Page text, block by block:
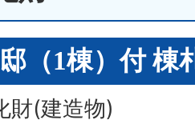
（1棟）付 棟
財(建造物)